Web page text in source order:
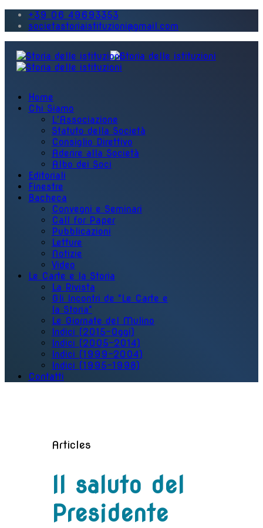
+39 06 49693353
societastoriaistituzioni@gmail.com
Home
Chi Siamo
L'Associazione
Statuto della Società
Consiglio Direttivo
Aderire alla Società
Albo dei Soci
Editoriali
Finestre
Bacheca
Convegni e Seminari
Call for Paper
Pubblicazioni
Letture
Notizie
Video
Le Carte e la Storia
La Rivista
Gli Incontri de "Le Carte e
la Storia"
Le Giornate del Mulino
Indici (2015-Oggi)
Indici (2005-2014)
Indici (1999-2004)
Indici (1995-1998)
Contatti
Articles
Il saluto del
Presidente